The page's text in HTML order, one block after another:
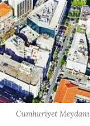
Cumhuriyet Meydanı